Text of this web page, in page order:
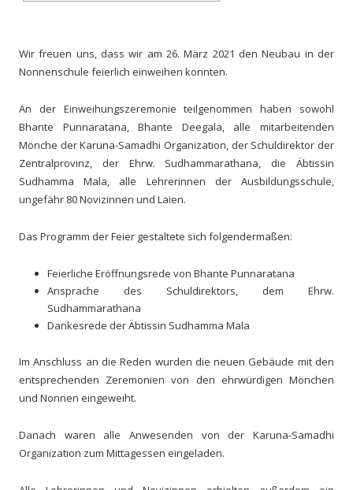
Wir freuen uns, dass wir am 26. März 2021 den Neubau in der
Nonnenschule feierlich einweihen konnten.
An der Einweihungszeremonie teilgenommen haben sowohl
Bhante Punnaratana, Bhante Deegala, alle mitarbeitenden
Mönche der Karuna-Samadhi Organization, der Schuldirektor der
Zentralprovinz, der Ehrw. Sudhammarathana, die Äbtissin
Sudhamma Mala, alle Lehrerinnen der Ausbildungsschule,
ungefähr 80 Novizinnen und Laien.
Das Programm der Feier gestaltete sich folgendermaßen:
Feierliche Eröffnungsrede von Bhante Punnaratana
Ansprache des Schuldirektors, dem Ehrw.
Sudhammarathana
Dankesrede der Äbtissin Sudhamma Mala
Im Anschluss an die Reden wurden die neuen Gebäude mit den
entsprechenden Zeremonien von den ehrwürdigen Mönchen
und Nonnen eingeweiht.
Danach waren alle Anwesenden von der Karuna-Samadhi
Organization zum Mittagessen eingeladen.